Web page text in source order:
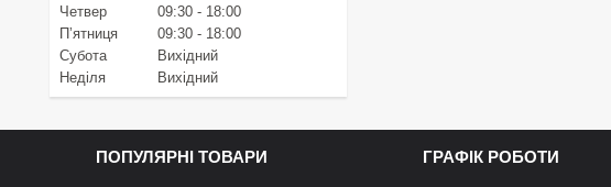
Четвер
09:30
18:00
Пʼятниця
09:30
18:00
Субота
Вихідний
Неділя
Вихідний
ПОПУЛЯРНІ ТОВАРИ ГРАФІК РОБОТИ